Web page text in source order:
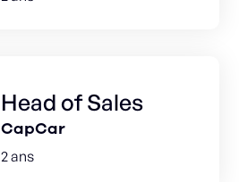
Head of Sales
CapCar
2 ans